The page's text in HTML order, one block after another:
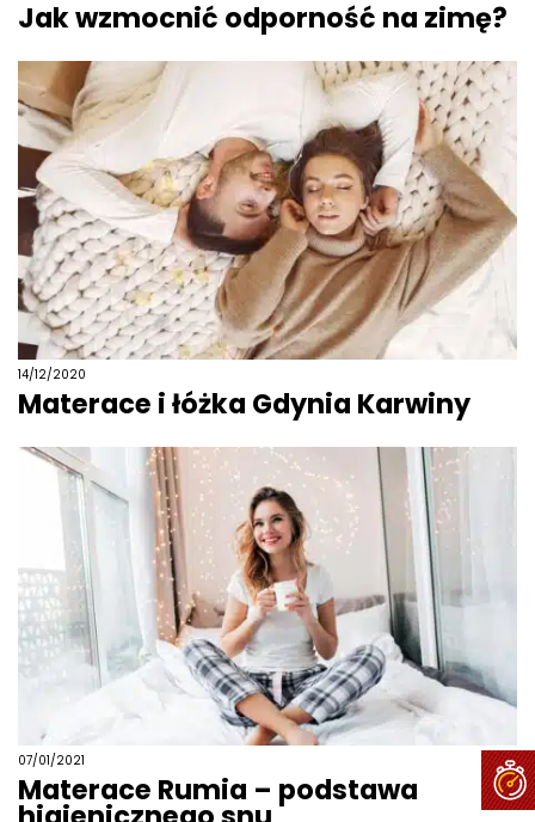
Jak wzmocnić odporność na zimę?
14/12/2020
Materace i łóżka Gdynia Karwiny
07/01/2021
Materace Rumia – podstawa